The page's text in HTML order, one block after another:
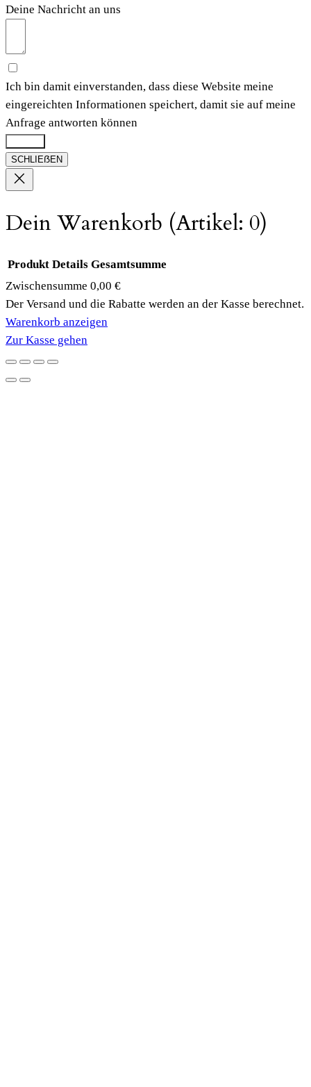
Deine Nachricht an uns
Ich bin damit einverstanden, dass diese Website meine
eingereichten Informationen speichert, damit sie auf meine
Anfrage antworten können
SCHLIEẞEN
Dein Warenkorb (Artikel: 0)
Produkte
im
Warenkorb
Produkt Details Gesamtsumme
Zwischensumme 0,00 €
Der Versand und die Rabatte werden an der Kasse berechnet.
Warenkorb anzeigen
Zur Kasse gehen